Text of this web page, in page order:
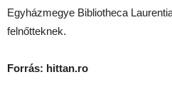
Egyházmegye Bibliotheca
felnőtteknek.
Forrás: hittan.ro